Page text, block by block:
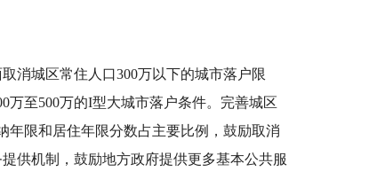
消城区常住人口300万以下的城市落户限
至500万的I型大城市落户条件。完善城区
年限和居住年限分数占主要比例，鼓励取消
供机制，鼓励地方政府提供更多基本公共服